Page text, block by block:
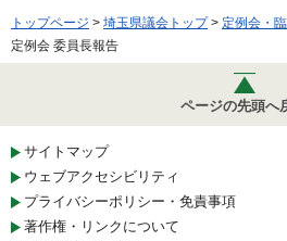
トップページ > 埼玉県議会トップ> 定例会・
定例会 委員長報告
ページの先頭へ
サイトマップ
ウェブアクセシビリティ
プライバシーポリシー・免責事項
著作権・リンクについて